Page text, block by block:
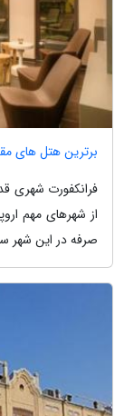
برترین هتل های
فرانکفورت شهری
از شهرهای مهم
صرفه در این شهر